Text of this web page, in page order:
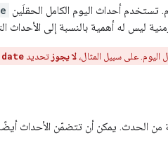
تستخدم أحداث اليوم الكامل الحقلَين
ليس له أهمية بالنسبة إلى الأحداث
على سبيل المثال، لا يجوز تحديد
من الحدث. يمكن أن تتضمّن الأحداث